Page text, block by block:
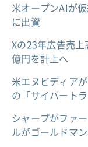
米オープンAIが
に出資
Xの23年広告売
億円を計上へ
米エヌビディア
の「サイバート
シャープがファ
ルがゴールドマ